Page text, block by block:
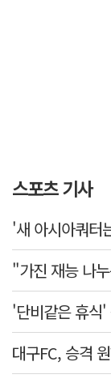
스포츠 기사
대구FC, 승격